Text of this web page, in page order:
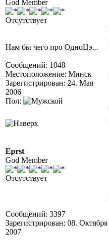
God Member
Отсутствует
Нам бы чего про ОдноЦэ...
Сообщений: 1048
Местоположение: Минск
Зарегистрирован: 24. Мая
2006
Пол:
Eprst
God Member
Отсутствует
Сообщений: 3397
Зарегистрирован: 08. Октября
2007